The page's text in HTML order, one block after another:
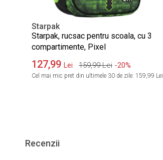
Starpak
Starpak, rucsac pentru scoala, cu 3
compartimente, Pixel
127,99 Lei 159,99 Lei -20%
Cel mai mic pret din ultimele 30 de zile: 159,99 Lei
Recenzii